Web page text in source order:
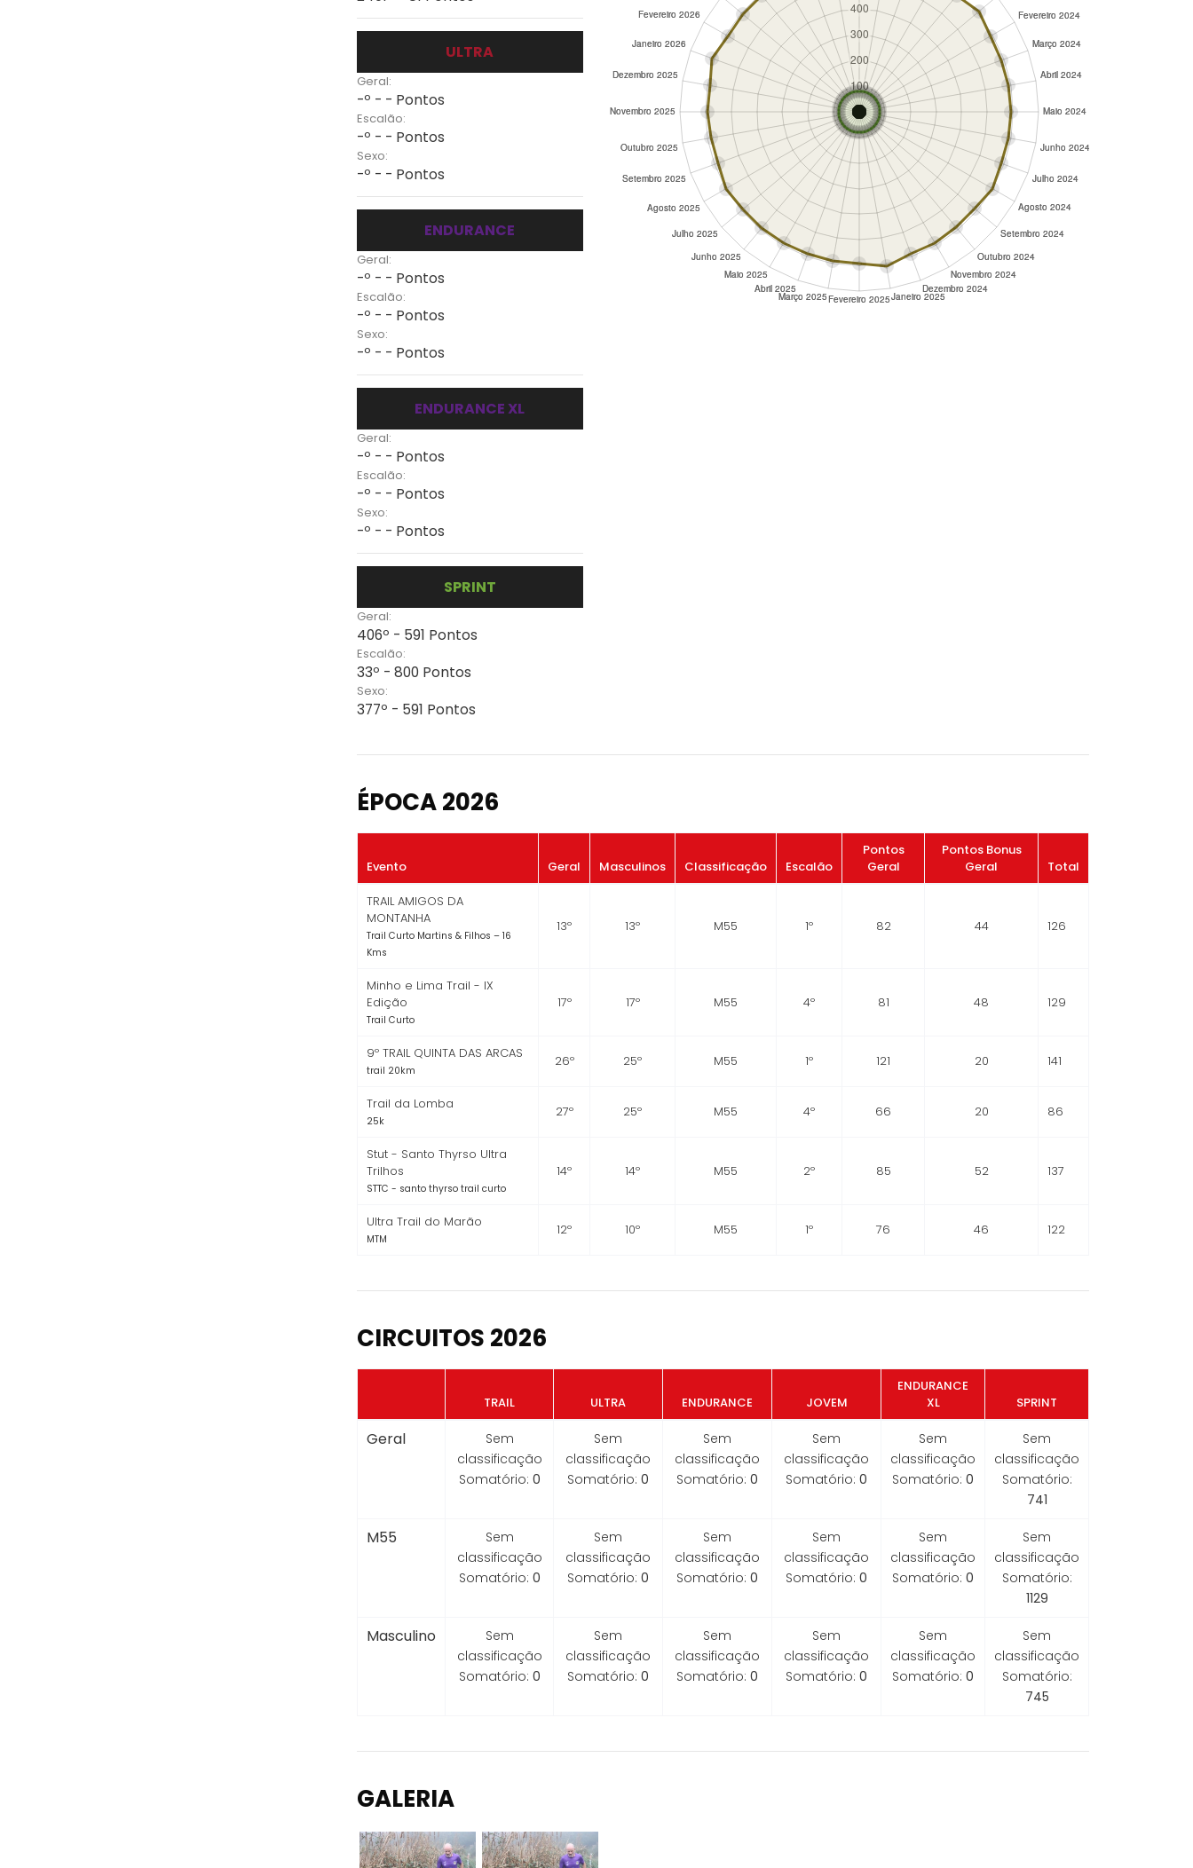
ULTRA
Geral:
-º - - Pontos
Escalão:
-º - - Pontos
Sexo:
-º - - Pontos
ENDURANCE
Geral:
-º - - Pontos
Escalão:
-º - - Pontos
Sexo:
-º - - Pontos
ENDURANCE XL
Geral:
-º - - Pontos
Escalão:
-º - - Pontos
Sexo:
-º - - Pontos
SPRINT
Geral:
406º - 591 Pontos
Escalão:
33º - 800 Pontos
Sexo:
377º - 591 Pontos
ÉPOCA 2026
Evento Geral Masculinos Classificação Escalão
Pontos
Geral
Pontos Bonus
Geral
Total
TRAIL AMIGOS DA
MONTANHA
Trail Curto Martins & Filhos – 16
Kms
13º 13º M55 1º 82 44 126
Minho e Lima Trail - IX
Edição
Trail Curto
17º 17º M55 4º 81 48 129
9º TRAIL QUINTA DAS ARCAS
trail 20km
26º 25º M55 1º 121 20 141
Trail da Lomba
25k
27º 25º M55 4º 66 20 86
Stut - Santo Thyrso Ultra
Trilhos
STTC - santo thyrso trail curto
14º 14º M55 2º 85 52 137
Ultra Trail do Marão
MTM
12º 10º M55 1º 76 46 122
CIRCUITOS 2026
TRAIL ULTRA ENDURANCE JOVEM
ENDURANCE
XL
SPRINT
Geral
Sem
classificação
Somatório: 0
Sem
classificação
Somatório: 0
Sem
classificação
Somatório: 0
Sem
classificação
Somatório: 0
Sem
classificação
Somatório: 0
Sem
classificação
Somatório:
741
M55
Sem
classificação
Somatório: 0
Sem
classificação
Somatório: 0
Sem
classificação
Somatório: 0
Sem
classificação
Somatório: 0
Sem
classificação
Somatório: 0
Sem
classificação
Somatório:
1129
Masculino
Sem
classificação
Somatório: 0
Sem
classificação
Somatório: 0
Sem
classificação
Somatório: 0
Sem
classificação
Somatório: 0
Sem
classificação
Somatório: 0
Sem
classificação
Somatório:
745
GALERIA